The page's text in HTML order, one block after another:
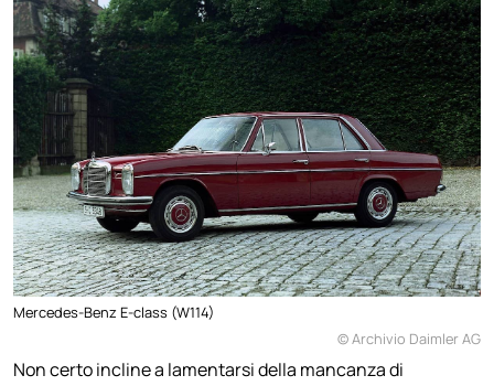
Mercedes-Benz E-class (W114)
© Archivio Daimler AG
Non certo incline a lamentarsi della mancanza di